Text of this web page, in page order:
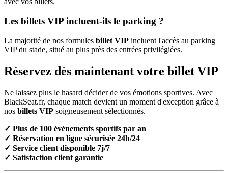
Les billets VIP incluent-ils le parking ?
La majorité de nos formules billet VIP incluent l'accès au parking
VIP du stade, situé au plus près des entrées privilégiées.
Réservez dès maintenant votre billet VIP
Ne laissez plus le hasard décider de vos émotions sportives. Avec
BlackSeat.fr, chaque match devient un moment d'exception grâce à
nos billets VIP soigneusement sélectionnés.
✓ Plus de 100 événements sportifs par an
✓ Réservation en ligne sécurisée 24h/24
✓ Service client disponible 7j/7
✓ Satisfaction client garantie